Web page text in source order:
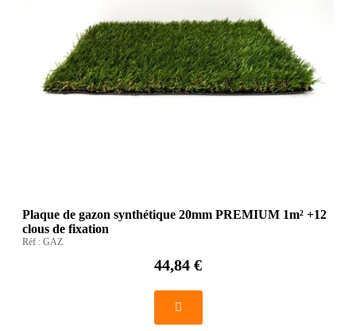
Plaque de gazon synthétique 20mm PREMIUM 1m² +12
clous de fixation
Réf : GAZ
44,84 €